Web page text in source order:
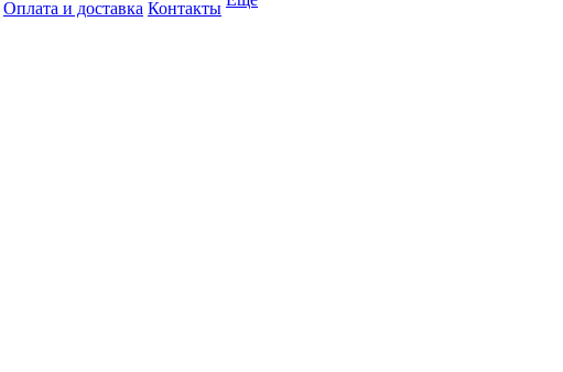
Оплата и доставка Контакты